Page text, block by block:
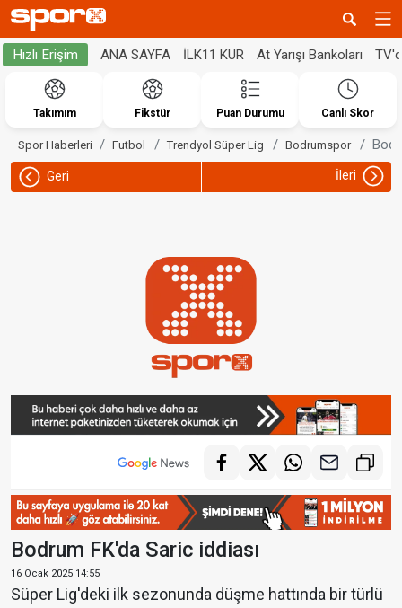
Hızlı Erişim ANA SAYFA İLK11 KUR At Yarışı Bankoları
Takımım Fikstür Puan Durumu Canlı Skor
Spor Haberleri Futbol Trendyol Süper Lig Bodrumspor
Geri İleri
Bodrum FK'da Saric iddiası
16 Ocak 2025 14:55
Süper Lig'deki ilk sezonunda düşme hattında bir türlü